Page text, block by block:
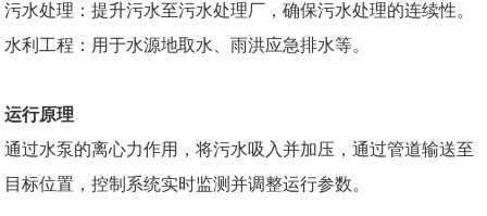
污水处理：提升污水至污水处理厂，确保污水处理的连续性。
水利工程：用于水源地取水、雨洪应急排水等。
运行原理
通过水泵的离心力作用，将污水吸入并加压，通过管道输送至
目标位置，控制系统实时监测并调整运行参数。